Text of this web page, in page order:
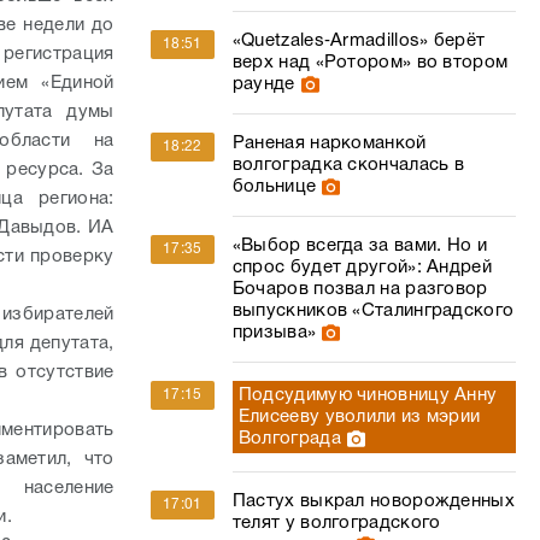
недели до
«Единой
думы
на
ресурса. За
региона:
ИА
проверку
депутата,
отсутствие
что
18:51
«Quetzales‑Armadillos» берёт
верх над «Ротором» во втором
раунде
18:22
Раненая наркоманкой
волгоградка скончалась в
больнице
17:35
«Выбор всегда за вами. Но и
спрос будет другой»: Андрей
Бочаров позвал на разговор
выпускников «Сталинградского
призыва»
17:15
Подсудимую чиновницу Анну
Елисееву уволили из мэрии
Волгограда
17:01
Пастух выкрал новорожденных
телят у волгоградского